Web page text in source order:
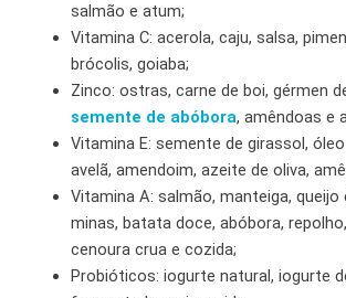
salmão e atum;
Vitamina C: acerola, caju, salsa,
brócolis, goiaba;
Zinco: ostras, carne de boi, gérmen
semente de abóbora, amêndoas e
Vitamina E: semente de girassol,
avelã, amendoim, azeite de oliva,
Vitamina A: salmão, manteiga, queijo
minas, batata doce, abóbora,
cenoura crua e cozida;
Probióticos: iogurte natural, iogurte